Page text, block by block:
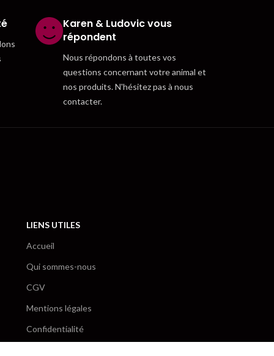
Karen & Ludovic vous
répondent
Nous répondons à toutes vos
questions concernant votre animal et
nos produits. N'hésitez pas à nous
contacter.
LIENS UTILES
Accueil
Qui sommes-nous
CGV
Mentions légales
Confidentialité